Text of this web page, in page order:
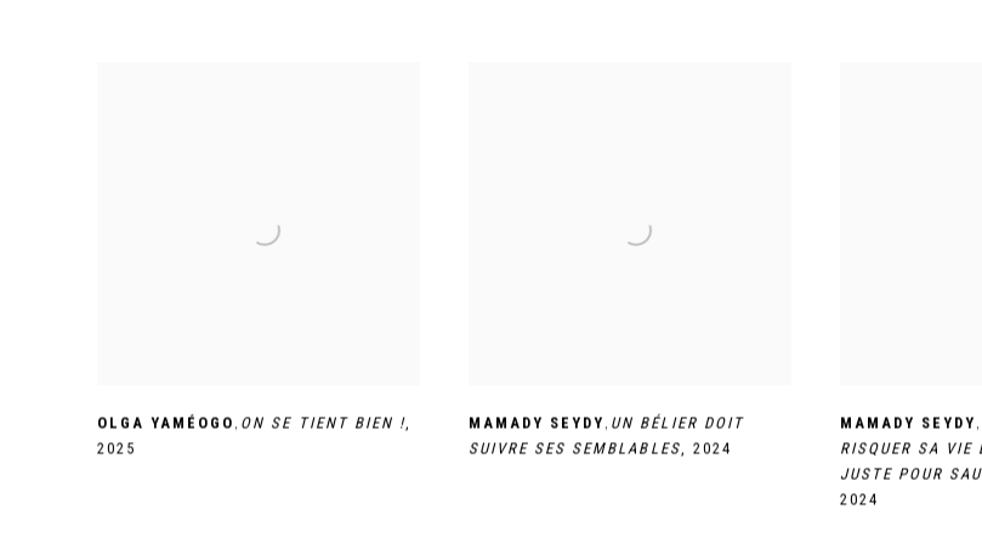
OLGA YAMÉOGO ON SE TIENT BIEN !,
2025
MAMADY SEYDY UN BÉLIER DOIT
SUIVRE SES SEMBLABLES, 2024
MAMADY SEYDY
RISQUER SA VIE
JUSTE POUR
2024